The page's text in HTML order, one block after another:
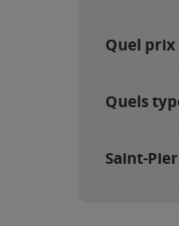
Quel prix
Quels
Saint-